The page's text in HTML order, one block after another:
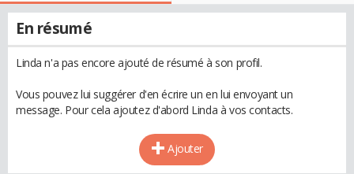
En résumé
Linda n'a pas encore ajouté de résumé à son profil.
Vous pouvez lui suggérer d'en écrire un en lui envoyant un
message. Pour cela ajoutez d'abord Linda à vos contacts.
Ajouter